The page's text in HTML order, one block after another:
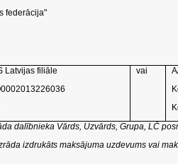
federācija"
Latvijas filiāle
vai
dalībnieka Vārds, Uzvārds, Grupa, LČ
izdrukāts maksājuma uzdevums vai